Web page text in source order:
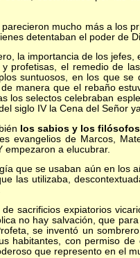
mucho más a los
detentaban el poder de
la importancia de los jefes,
profetisas, el remedio de
suntuosos, en los que se
manera que el rebaño
los selectos celebraban
siglo IV la Cena del Señor
los sabios y los filósofos
evangelios de Marcos,
a elucubrar.
que se usaban aún en los
las utilizaba,
sacrificios expiatorios
no hay salvación, que
se inventó un
habitantes, con permiso de
que represento en el